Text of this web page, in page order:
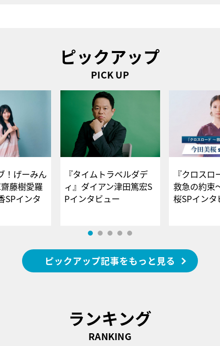
ピックアップ
PICK UP
！げーみん
藤樹愛羅
SPインタ
『タイムトラベルダデ
ィ』ダイアン津田篤宏S
Pインタビュー
『クロス
救急の約束
桜SPイ
ピックアップ記事をもっと見る
ランキング
RANKING